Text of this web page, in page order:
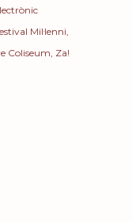
Mil·lenni
Coliseum Za!